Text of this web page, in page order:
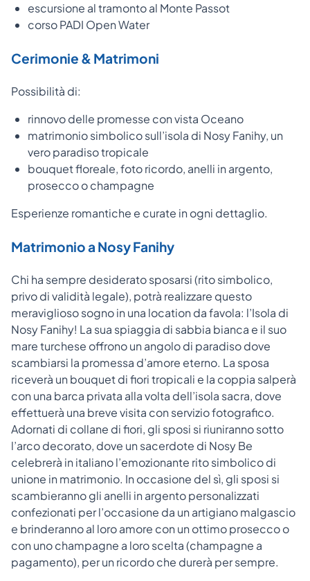
escursione al tramonto al Monte Passot
corso PADI Open Water
Cerimonie & Matrimoni
Possibilità di:
rinnovo delle promesse con vista Oceano
matrimonio simbolico sull’isola di Nosy Fanihy, un
vero paradiso tropicale
bouquet floreale, foto ricordo, anelli in argento,
prosecco o champagne
Esperienze romantiche e curate in ogni dettaglio.
Matrimonio a Nosy Fanihy
Chi ha sempre desiderato sposarsi (rito simbolico,
privo di validità legale), potrà realizzare questo
meraviglioso sogno in una location da favola: l’Isola di
Nosy Fanihy! La sua spiaggia di sabbia bianca e il suo
mare turchese offrono un angolo di paradiso dove
scambiarsi la promessa d’amore eterno. La sposa
riceverà un bouquet di fiori tropicali e la coppia salperà
con una barca privata alla volta dell’isola sacra, dove
effettuerà una breve visita con servizio fotografico.
Adornati di collane di fiori, gli sposi si riuniranno sotto
l’arco decorato, dove un sacerdote di Nosy Be
celebrerà in italiano l’emozionante rito simbolico di
unione in matrimonio. In occasione del sì, gli sposi si
scambieranno gli anelli in argento personalizzati
confezionati per l’occasione da un artigiano malgascio
e brinderanno al loro amore con un ottimo prosecco o
con uno champagne a loro scelta (champagne a
pagamento), per un ricordo che durerà per sempre.